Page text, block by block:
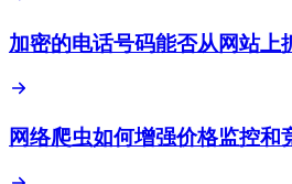
加密的电话号码能否从网站上
网络爬虫如何增强价格监控和